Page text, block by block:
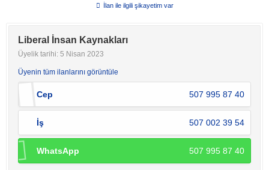
İlan ile ilgili şikayetim var
Liberal İnsan Kaynakları
Üyelik tarihi: 5 Nisan 2023
Üyenin tüm ilanlarını görüntüle
Cep 507 995 87 40
İş 507 002 39 54
WhatsApp 507 995 87 40